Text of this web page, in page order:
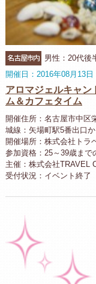
名古屋市内
男性：20代
開催日：2016年08月
アロマジェルキャン
ム＆カフェタイム
開催住所：名古屋市中
城線：矢場町駅5番出口
開催場所：株式会社ト
参加資格：25～39歳まで
主催：株式会社
受付状況：イベント終了